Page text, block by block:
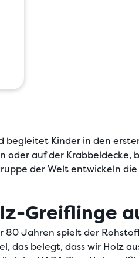
begleitet Kinder in den
oder auf der
der Welt entwickeln
Greiflinge
Jahren spielt der
das belegt, dass wir